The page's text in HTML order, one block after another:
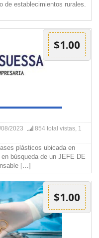
de establecimientos rurales.
$1.00
2023
854 total vistas, 1
plásticos ubicada en
búsqueda de un JEFE DE
[…]
$1.00